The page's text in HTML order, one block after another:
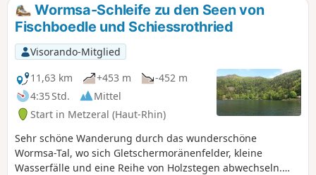
Wormsa-Schleife zu den Seen von
Fischboedle und Schiessrothried
Visorando-Mitglied
11,63 km
+453 m
-452 m
4:35 Std.
Mittel
Start in Metzeral (Haut-Rhin)
Sehr schöne Wanderung durch das wunderschöne
Wormsa-Tal, wo sich Gletschermoränenfelder, kleine
Wasserfälle und eine Reihe von Holzstegen abwechseln.